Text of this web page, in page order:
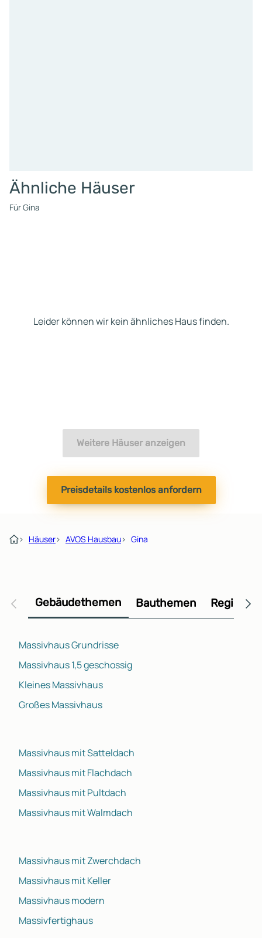
Ähnliche Häuser
Für Gina
Leider können wir kein ähnliches Haus finden.
Weitere Häuser anzeigen
Preisdetails kostenlos anfordern
› Häuser› AVOS Hausbau› Gina
Gebäudethemen Bauthemen
Massivhaus Grundrisse
Massivhaus 1,5 geschossig
Kleines Massivhaus
Großes Massivhaus
Massivhaus mit Satteldach
Massivhaus mit Flachdach
Massivhaus mit Pultdach
Massivhaus mit Walmdach
Massivhaus mit Zwerchdach
Massivhaus mit Keller
Massivhaus modern
Massivfertighaus